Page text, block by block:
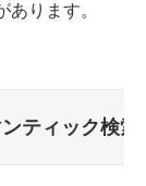
ります。
ティック検索